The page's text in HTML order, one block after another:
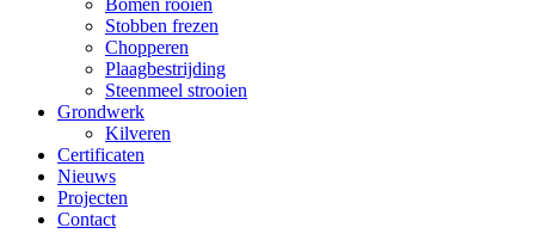
Bomen rooien
Stobben frezen
Chopperen
Plaagbestrijding
Steenmeel strooien
Grondwerk
Kilveren
Certificaten
Nieuws
Projecten
Contact